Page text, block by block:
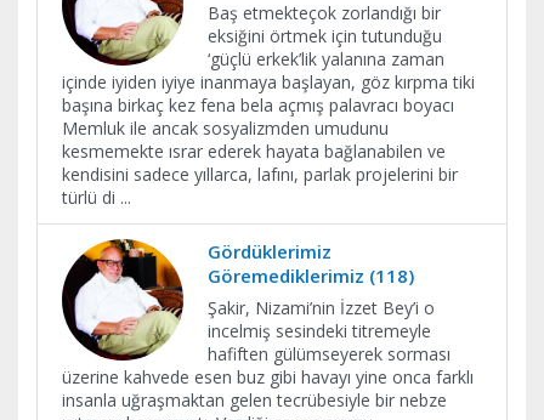
Baş etmekteçok zorlandığı bir
eksiğini örtmek için tutunduğu
‘güçlü erkek’lik yalanına zaman
içinde iyiden iyiye inanmaya başlayan, göz kırpma tiki
başına birkaç kez fena bela açmış palavracı boyacı
Memluk ile ancak sosyalizmden umudunu
kesmemekte ısrar ederek hayata bağlanabilen ve
kendisini sadece yıllarca, lafını, parlak projelerini bir
türlü di ...
Gördüklerimiz
Göremediklerimiz (118)
Şakir, Nizami’nin İzzet Bey’i o
incelmiş sesindeki titremeyle
hafiften gülümseyerek sorması
üzerine kahvede esen buz gibi havayı yine onca farklı
insanla uğraşmaktan gelen tecrübesiyle bir nebze